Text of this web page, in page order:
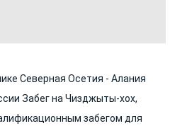
Северная Осетия - Алания
Забег на Чизджыты-хох,
забегом для